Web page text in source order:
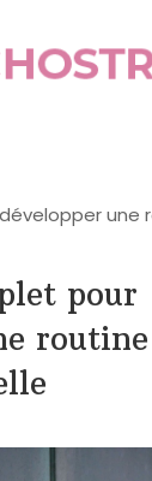
une
pour